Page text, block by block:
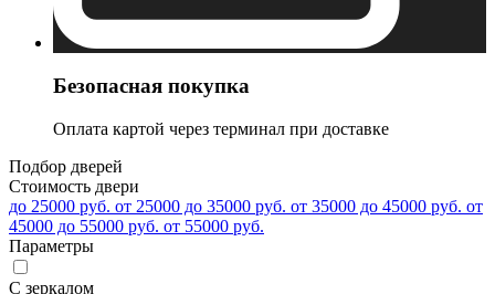
Безопасная покупка
Оплата картой через терминал при доставке
Подбор дверей
Стоимость двери
до 25000 руб. от 25000 до 35000 руб. от 35000 до 45000 руб. от
45000 до 55000 руб. от 55000 руб.
Параметры
С зеркалом